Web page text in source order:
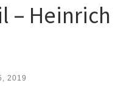
– Heinrich
2019